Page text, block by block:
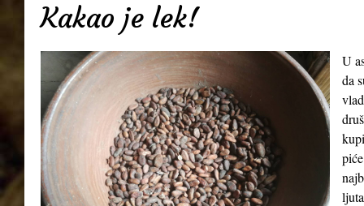
Kakao je lek!
U
da